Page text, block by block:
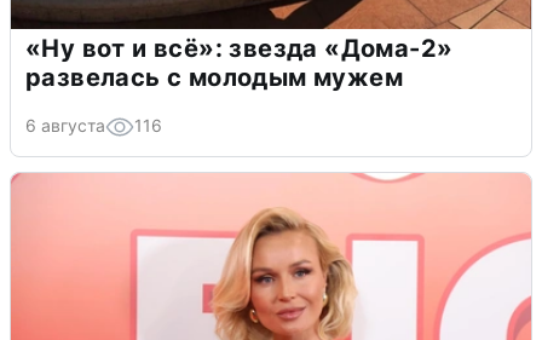
«Ну вот и всё»: звезда «Дома-2»
развелась с молодым мужем
6 августа 116